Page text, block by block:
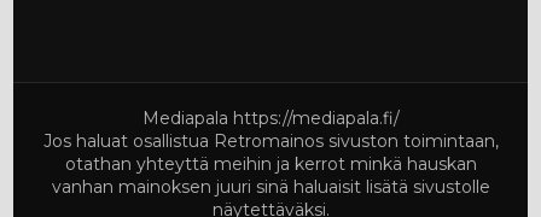
Mediapala https://mediapala.fi/
Jos haluat osallistua Retromainos sivuston toimintaan,
otathan yhteyttä meihin ja kerrot minkä hauskan
vanhan mainoksen juuri sinä haluaisit lisätä sivustolle
näytettäväksi.